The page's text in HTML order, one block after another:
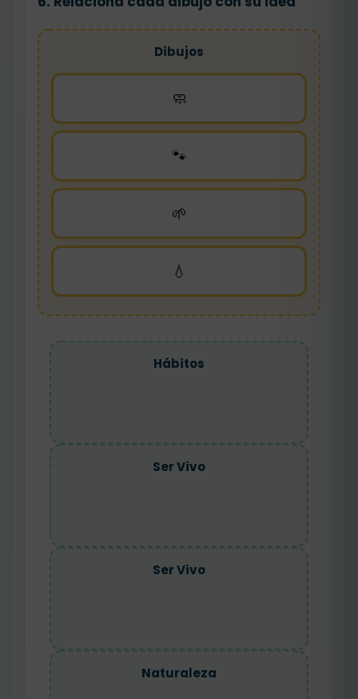
Dibujos
🧼
🐾
🌱
💧
Hábitos
Ser Vivo
Ser Vivo
Naturaleza